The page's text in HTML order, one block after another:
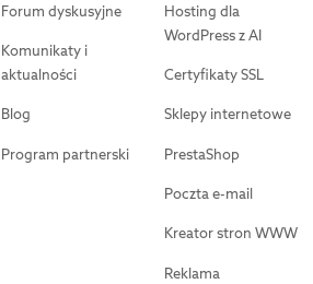
Forum dyskusyjne
Komunikaty i
aktualności
Blog
Program partnerski
Hosting dla
WordPress z AI
Certyfikaty SSL
Sklepy internetowe
PrestaShop
Poczta e-mail
Kreator stron WWW
Reklama